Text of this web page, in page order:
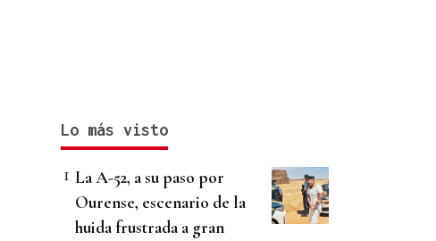
Lo más visto
La A-52, a su paso por
Ourense, escenario de la
huida frustrada a gran